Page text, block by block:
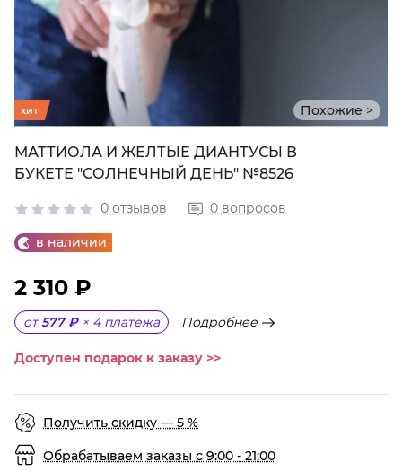
Похожие >
хит
МАТТИОЛА И ЖЕЛТЫЕ ДИАНТУСЫ В
БУКЕТЕ "СОЛНЕЧНЫЙ ДЕНЬ" №8526
0 отзывов 0 вопросов
в наличии
2 310 ₽
от 577 ₽ × 4 платежа Подробнее
Доступен подарок к заказу >>
Получить скидку — 5 %
Обрабатываем заказы с 9:00 - 21:00